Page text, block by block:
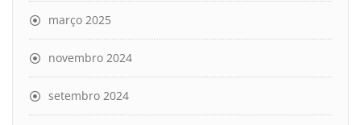
março 2025
novembro 2024
setembro 2024